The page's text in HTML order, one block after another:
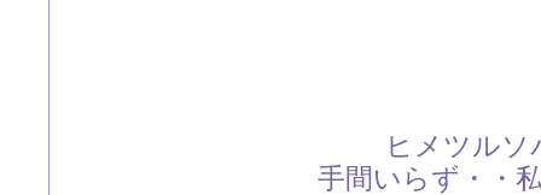
ヒメツルソ
手間いらず・・